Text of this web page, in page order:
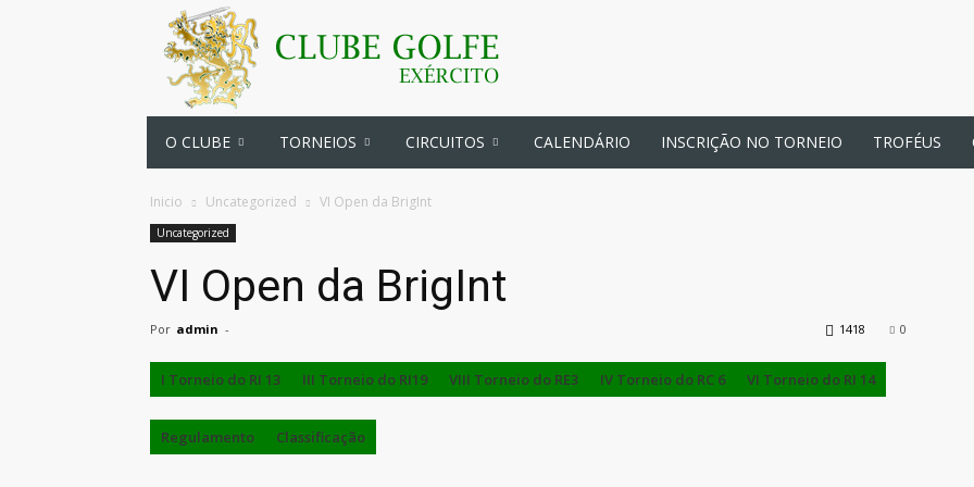
O CLUBE TORNEIOS CIRCUITOS CALENDÁRIO INSCRIÇÃO NO TORNEIO TROFÉUS
Inicio Uncategorized VI Open da BrigInt
Uncategorized
VI Open da BrigInt
Por admin - 0
1418
I Torneio do RI 13 III Torneio do RI19 VIII Torneio do RE3 IV Torneio do RC 6 VI Torneio do RI 14
Regulamento Classificação